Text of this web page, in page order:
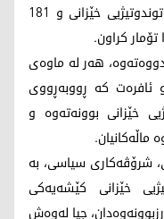
بڵاو كرده‌وه‌ و ڕایگه‌یاند، 190 حاڵه‌تی توندوتیژیی خێزانی و 181
كراون.
هه‌ر له‌ ماوه‌ی
توانیویانه‌ 22 پیاو و ئافره‌ت كه‌ ڕووبه‌ڕووی
خێزانی بوونه‌ته‌وه‌ و
ماڵه‌كانیان.
2024، نەدا كەعبی، شرۆڤەکاری سیاسی، بە
خێزانی کێشەیەکی
جیا لەوەش